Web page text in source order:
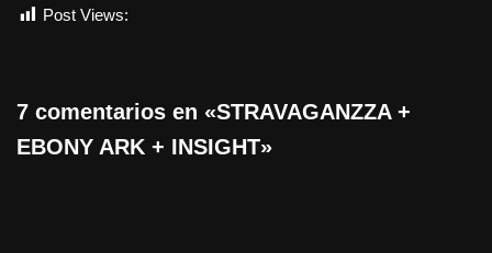
Post Views:
7 comentarios en «STRAVAGANZZA +
EBONY ARK + INSIGHT»